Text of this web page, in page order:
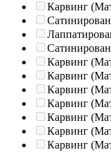
Карвинг
Карвинг
Карвинг
Карвинг
Карвинг
Карвинг
Карвинг
Карвинг